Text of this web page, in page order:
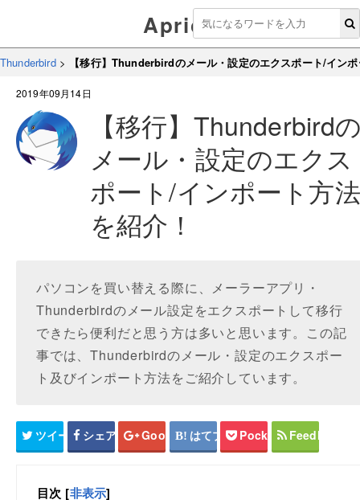
Aprico
Thunderbird> 【移行】Thunderbirdのメール・設定のエクスポート/イン
2019年09月14日
【移行】Thunderbird
メール・設定のエクス
ポート/インポート方法
を紹介！
パソコンを買い替える際に、メーラーアプリ・
Thunderbirdのメール設定をエクスポートして移行
できたら便利だと思う方は多いと思います。この記
事では、Thunderbirdのメール・設定のエクスポー
ト及びインポート方法をご紹介しています。
ツイート シェア Google+ はてブ Pocket Feedly
目次 [非表示]